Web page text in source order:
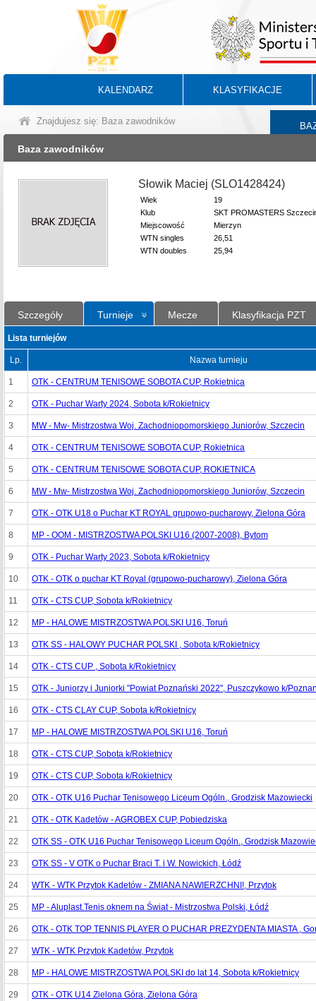
KALENDARZ KLASYFIKACJE
Znajdujesz się: Baza zawodników
Baza zawodników
Słowik Maciej (SLO1428424)
Wiek
19
Klub
SKT PROMASTERS
Miejscowość
Mierzyn
WTN singles
26,51
WTN doubles
25,94
Szczegóły Turnieje Mecze Klasyfikacja PZT
Lista turniejów
Lp. Nazwa turnieju
1 OTK - CENTRUM TENISOWE SOBOTA CUP, Rokietnica
2 OTK - Puchar Warty 2024, Sobota k/Rokietnicy
3 MW - Mw- Mistrzostwa Woj. Zachodniopomorskiego Juniorów, Szczecin
4 OTK - CENTRUM TENISOWE SOBOTA CUP, Rokietnica
5 OTK - CENTRUM TENISOWE SOBOTA CUP, ROKIETNICA
6 MW - Mw- Mistrzostwa Woj. Zachodniopomorskiego Juniorów, Szczecin
7 OTK - OTK U18 o Puchar KT ROYAL grupowo-pucharowy, Zielona Góra
8 MP - OOM - MISTRZOSTWA POLSKI U16 (2007-2008), Bytom
9 OTK - Puchar Warty 2023, Sobota k/Rokietnicy
10 OTK - OTK o puchar KT Royal (grupowo-pucharowy), Zielona Góra
11 OTK - CTS CUP, Sobota k/Rokietnicy
12 MP - HALOWE MISTRZOSTWA POLSKI U16, Toruń
13 OTK SS - HALOWY PUCHAR POLSKI , Sobota k/Rokietnicy
14 OTK - CTS CUP , Sobota k/Rokietnicy
15 OTK - Juniorzy i Juniorki "Powiat Poznański 2022", Puszczykowo k/
16 OTK - CTS CLAY CUP, Sobota k/Rokietnicy
17 MP - HALOWE MISTRZOSTWA POLSKI U16, Toruń
18 OTK - CTS CUP, Sobota k/Rokietnicy
19 OTK - CTS CUP, Sobota k/Rokietnicy
20 OTK - OTK U16 Puchar Tenisowego Liceum Ogóln., Grodzisk Mazowiecki
21 OTK - OTK Kadetów - AGROBEX CUP, Pobiedziska
22 OTK SS - OTK U16 Puchar Tenisowego Liceum Ogóln., Grodzisk
23 OTK SS - V OTK o Puchar Braci T. i W. Nowickich, Łódź
24 WTK - WTK Przytok Kadetów - ZMIANA NAWIERZCHNI!, Przytok
25 MP - Aluplast.Tenis oknem na Świat - Mistrzostwa Polski, Łódź
26 OTK - OTK TOP TENNIS PLAYER O PUCHAR PREZYDENTA MIASTA ,
27 WTK - WTK Przytok Kadetów, Przytok
28 MP - HALOWE MISTRZOSTWA POLSKI do lat 14, Sobota k/Rokietnicy
29 OTK - OTK U14 Zielona Góra, Zielona Góra